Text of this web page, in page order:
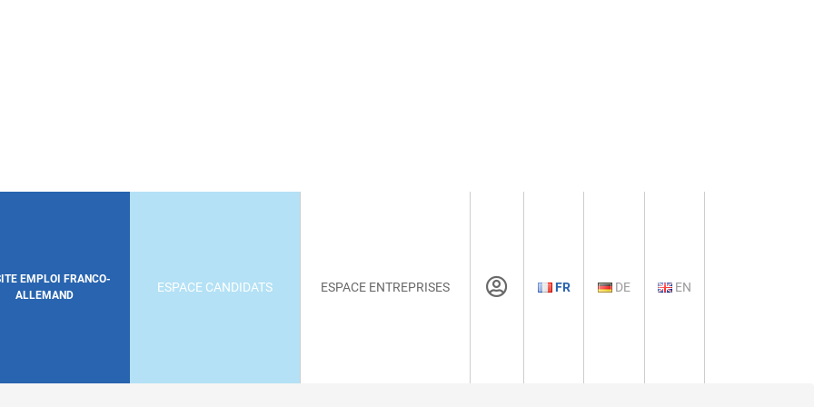
EMPLOI FRANCO-
ALLEMAND
ESPACE CANDIDATS ESPACE ENTREPRISES FR DE EN